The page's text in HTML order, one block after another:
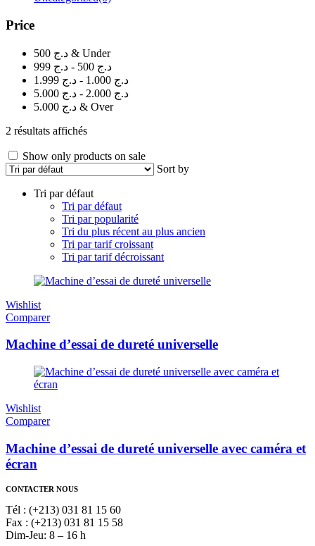
Price
د.ج 500 & Under
د.ج 500 - د.ج 999
د.ج 1.000 - د.ج 1.999
د.ج 2.000 - د.ج 5.000
د.ج 5.000 & Over
2 résultats affichés
Show only products on sale
Sort by
Tri par défaut
Tri par défaut
Tri par popularité
Tri du plus récent au plus ancien
Tri par tarif croissant
Tri par tarif décroissant
Wishlist
Comparer
Machine d’essai de dureté universelle
Wishlist
Comparer
Machine d’essai de dureté universelle avec caméra et
écran
CONTACTER NOUS
Tél : (+213) 031 81 15 60
Fax : (+213) 031 81 15 58
Dim-Jeu: 8 – 16 h